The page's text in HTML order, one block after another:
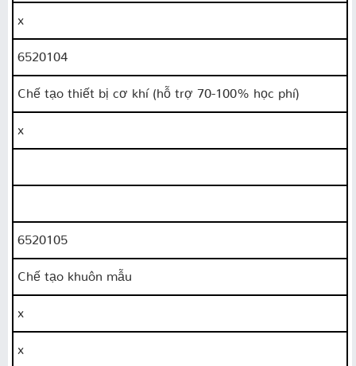
x
6520104
Chế tạo thiết bị cơ khí (hỗ trợ 70-100% học phí)
x
6520105
Chế tạo khuôn mẫu
x
x